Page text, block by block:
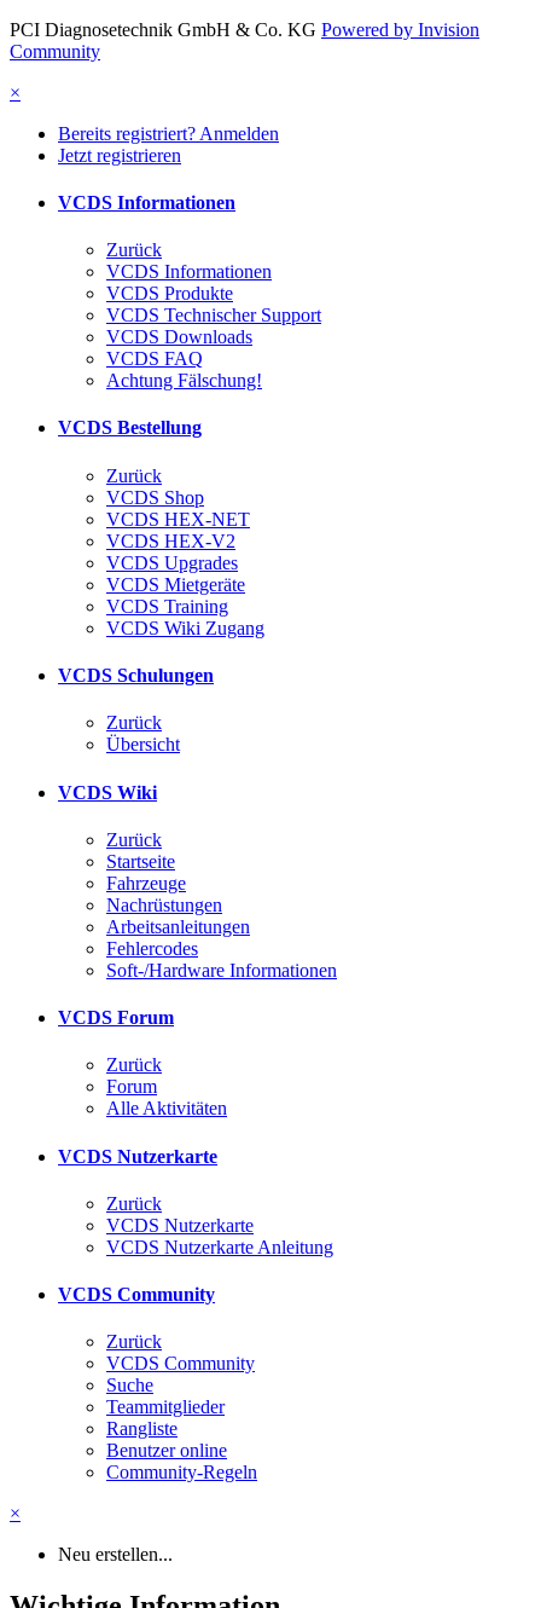
PCI Diagnosetechnik GmbH & Co. KG Powered by Invision
Community
×
Bereits registriert? Anmelden
Jetzt registrieren
VCDS Informationen
Zurück
VCDS Informationen
VCDS Produkte
VCDS Technischer Support
VCDS Downloads
VCDS FAQ
Achtung Fälschung!
VCDS Bestellung
Zurück
VCDS Shop
VCDS HEX-NET
VCDS HEX-V2
VCDS Upgrades
VCDS Mietgeräte
VCDS Training
VCDS Wiki Zugang
VCDS Schulungen
Zurück
Übersicht
VCDS Wiki
Zurück
Startseite
Fahrzeuge
Nachrüstungen
Arbeitsanleitungen
Fehlercodes
Soft-/Hardware Informationen
VCDS Forum
Zurück
Forum
Alle Aktivitäten
VCDS Nutzerkarte
Zurück
VCDS Nutzerkarte
VCDS Nutzerkarte Anleitung
VCDS Community
Zurück
VCDS Community
Suche
Teammitglieder
Rangliste
Benutzer online
Community-Regeln
×
Neu erstellen...